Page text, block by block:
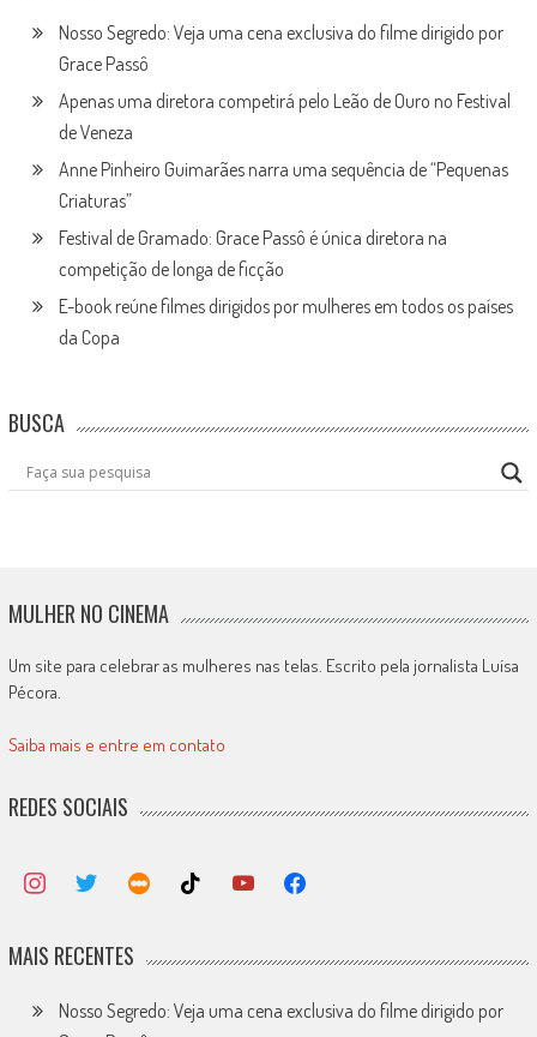
Nosso Segredo: Veja uma cena exclusiva do filme dirigido por
Grace Passô
Apenas uma diretora competirá pelo Leão de Ouro no Festival
de Veneza
Anne Pinheiro Guimarães narra uma sequência de “Pequenas
Criaturas”
Festival de Gramado: Grace Passô é única diretora na
competição de longa de ficção
E-book reúne filmes dirigidos por mulheres em todos os países
da Copa
BUSCA
MULHER NO CINEMA
Um site para celebrar as mulheres nas telas. Escrito pela jornalista Luísa
Pécora.
Saiba mais e entre em contato
REDES SOCIAIS
MAIS RECENTES
Nosso Segredo: Veja uma cena exclusiva do filme dirigido por